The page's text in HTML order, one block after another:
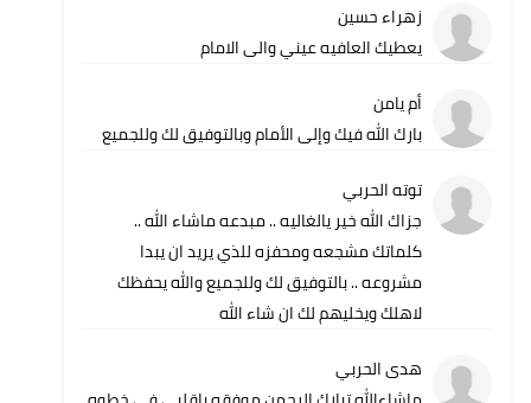
زهراء حسين
يعطيك العافيه عيني والى الامام
أم يامن
بارك الله فيك وإلى الأمام وبالتوفيق لك وللجميع
توته الحربي
جزاك الله خير يالغاليه .. مبدعه ماشاء الله ..
كلماتك مشجعه ومحفزه للذي يريد ان يبدا
مشروعه .. بالتوفيق لك وللجميع والله يحفظك
لاهلك ويخليهم لك ان شاء الله
هدى الحربي